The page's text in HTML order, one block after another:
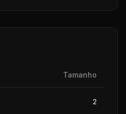
Tamanho
2